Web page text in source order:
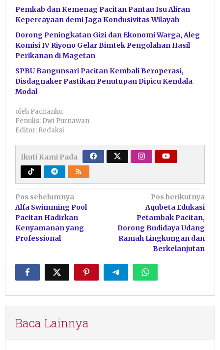
Pemkab dan Kemenag Pacitan Pantau Isu Aliran
Kepercayaan demi Jaga Kondusivitas Wilayah
Dorong Peningkatan Gizi dan Ekonomi Warga, Aleg
Komisi IV Riyono Gelar Bimtek Pengolahan Hasil
Perikanan di Magetan
SPBU Bangunsari Pacitan Kembali Beroperasi,
Disdagnaker Pastikan Penutupan Dipicu Kendala
Modal
oleh Pacitanku
Penulis: Dwi Purnawan
Editor: Redaksi
Ikuti Kami Pada
Navigasi
pos
Pos sebelumnya
Alfa Swimming Pool
Pacitan Hadirkan
Kenyamanan yang
Professional
Pos berikutnya
Aqubeta Edukasi
Petambak Pacitan,
Dorong Budidaya Udang
Ramah Lingkungan dan
Berkelanjutan
Baca Lainnya